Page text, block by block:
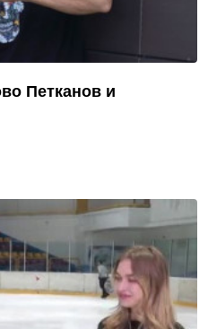
Петканов и